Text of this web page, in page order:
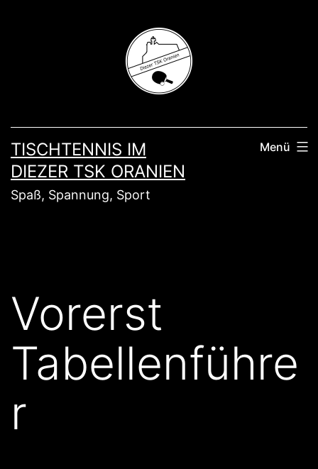
TISCHTENNIS IM
DIEZER TSK ORANIEN
Spaß, Spannung, Sport
Menü
Vorerst
Tabellenführe
r